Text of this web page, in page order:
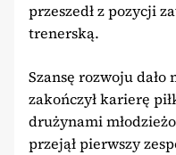
przeszedł z pozycji
trenerską.
Szansę rozwoju
zakończył karierę
drużynami
przejął pierwszy